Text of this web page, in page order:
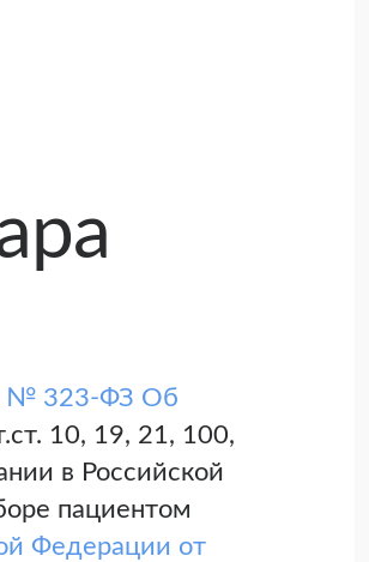
№ 323-ФЗ Об
10, 19, 21, 100,
в Российской
пациентом
Федерации от